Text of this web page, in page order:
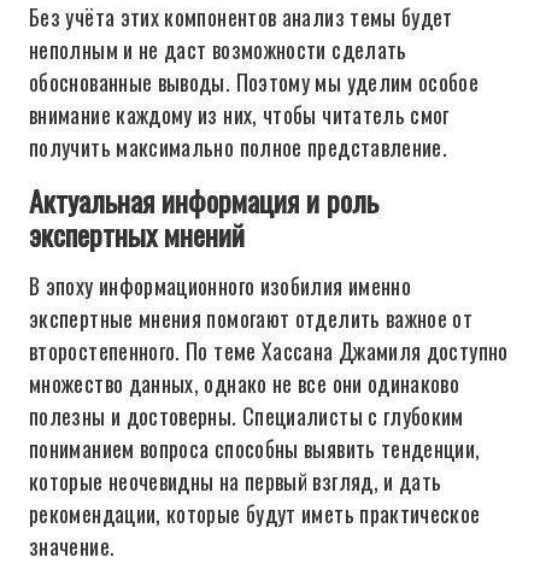
Без учёта этих компонентов анализ темы будет
неполным и не даст возможности сделать
обоснованные выводы. Поэтому мы уделим особое
внимание каждому из них, чтобы читатель смог
получить максимально полное представление.
Актуальная информация и роль
экспертных мнений
В эпоху информационного изобилия именно
экспертные мнения помогают отделить важное от
второстепенного. По теме Хассана Джамиля доступно
множество данных, однако не все они одинаково
полезны и достоверны. Специалисты с глубоким
пониманием вопроса способны выявить тенденции,
которые неочевидны на первый взгляд, и дать
рекомендации, которые будут иметь практическое
значение.